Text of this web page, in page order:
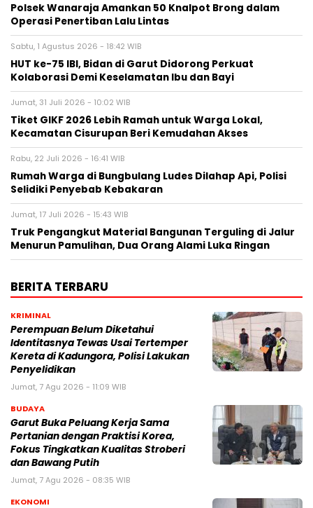
Polsek Wanaraja Amankan 50 Knalpot Brong dalam
Operasi Penertiban Lalu Lintas
Sabtu, 1 Agustus 2026 - 18:42 WIB
HUT ke-75 IBI, Bidan di Garut Didorong Perkuat
Kolaborasi Demi Keselamatan Ibu dan Bayi
Jumat, 31 Juli 2026 - 10:02 WIB
Tiket GIKF 2026 Lebih Ramah untuk Warga Lokal,
Kecamatan Cisurupan Beri Kemudahan Akses
Rabu, 22 Juli 2026 - 16:41 WIB
Rumah Warga di Bungbulang Ludes Dilahap Api, Polisi
Selidiki Penyebab Kebakaran
Jumat, 17 Juli 2026 - 15:43 WIB
Truk Pengangkut Material Bangunan Terguling di Jalur
Menurun Pamulihan, Dua Orang Alami Luka Ringan
BERITA TERBARU
KRIMINAL
Perempuan Belum Diketahui
Identitasnya Tewas Usai Tertemper
Kereta di Kadungora, Polisi Lakukan
Penyelidikan
Jumat, 7 Agu 2026 - 11:09 WIB
BUDAYA
Garut Buka Peluang Kerja Sama
Pertanian dengan Praktisi Korea,
Fokus Tingkatkan Kualitas Stroberi
dan Bawang Putih
Jumat, 7 Agu 2026 - 08:35 WIB
EKONOMI